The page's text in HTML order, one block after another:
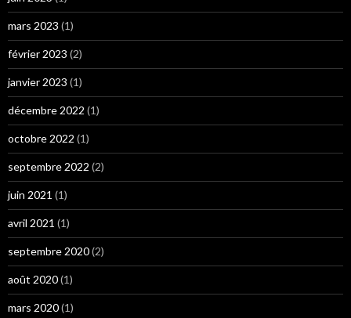
mars 2023 (1)
février 2023 (2)
janvier 2023 (1)
décembre 2022 (1)
octobre 2022 (1)
septembre 2022 (2)
juin 2021 (1)
avril 2021 (1)
septembre 2020(2)
août 2020(1)
mars 2020(1)